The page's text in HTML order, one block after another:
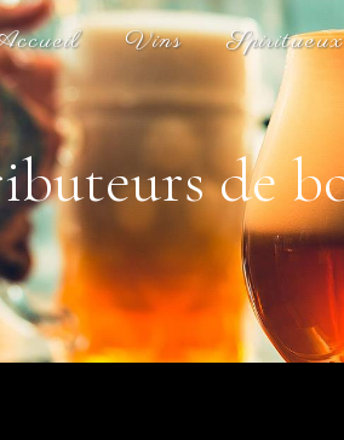
Vins Spiritueux
de